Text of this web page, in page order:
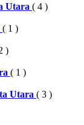
Utara ( 4 )
( 1 )
)
( 1 )
Utara ( 3 )